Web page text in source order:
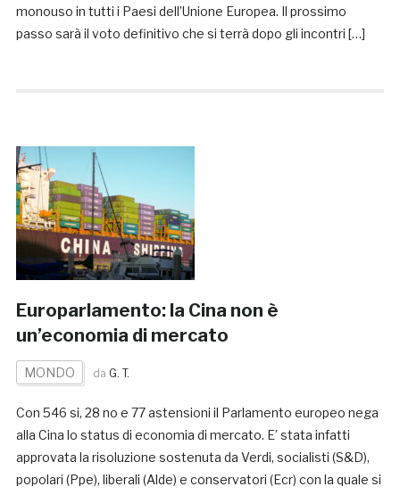
monouso in tutti i Paesi dell’Unione Europea. Il prossimo
passo sarà il voto definitivo che si terrà dopo gli incontri […]
Europarlamento: la Cina non è
un’economia di mercato
MONDO da G. T.
Con 546 si, 28 no e 77 astensioni il Parlamento europeo nega
alla Cina lo status di economia di mercato. E’ stata infatti
approvata la risoluzione sostenuta da Verdi, socialisti (S&D),
popolari (Ppe), liberali (Alde) e conservatori (Ecr) con la quale si